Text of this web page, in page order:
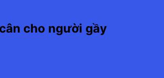
cho người gầy